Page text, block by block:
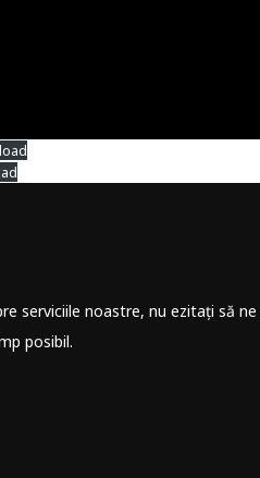
serviciile noastre, nu ezitați să ne
posibil.